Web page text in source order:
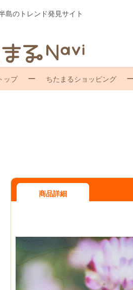
島のトレンド発見サイト
ップ ちたまるショッピング
商品詳細